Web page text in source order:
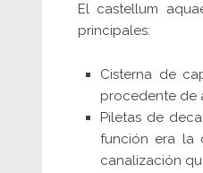
El castellum
principales:
Cisterna de
procedente de
Piletas de
función era la
canalización